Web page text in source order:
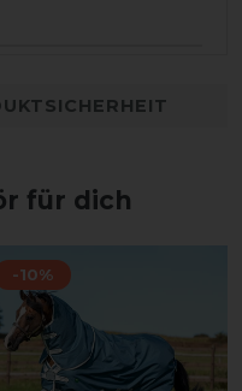
für dich
-10%